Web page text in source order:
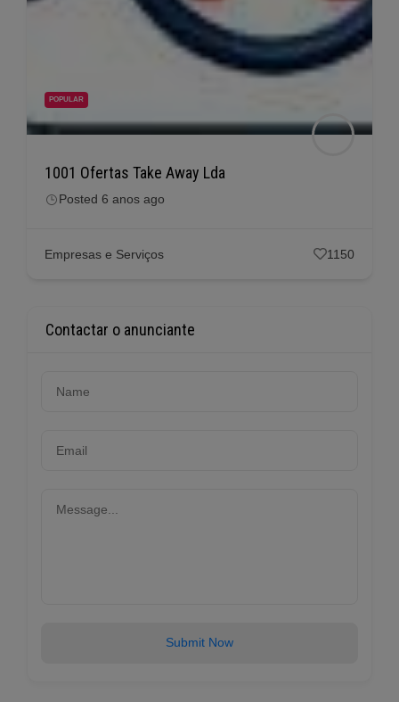
POPULAR
1001 Ofertas Take Away Lda
Posted 6 anos ago
Empresas e Serviços 1150
Contactar o anunciante
Submit Now